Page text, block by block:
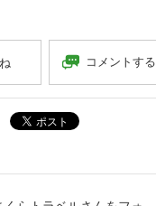
コメントする
ポスト